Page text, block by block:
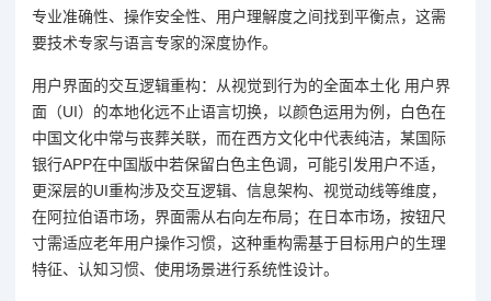
专业准确性、操作安全性、用户理解度之间找到平衡点，这需
要技术专家与语言专家的深度协作。
用户界面的交互逻辑重构：从视觉到行为的全面本土化 用户界
面（UI）的本地化远不止语言切换，以颜色运用为例，白色在
中国文化中常与丧葬关联，而在西方文化中代表纯洁，某国际
银行APP在中国版中若保留白色主色调，可能引发用户不适，
更深层的UI重构涉及交互逻辑、信息架构、视觉动线等维度，
在阿拉伯语市场，界面需从右向左布局；在日本市场，按钮尺
寸需适应老年用户操作习惯，这种重构需基于目标用户的生理
特征、认知习惯、使用场景进行系统性设计。